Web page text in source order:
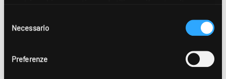
dichiarazione sulla protezione dei dati
delNecessario
Preferenze